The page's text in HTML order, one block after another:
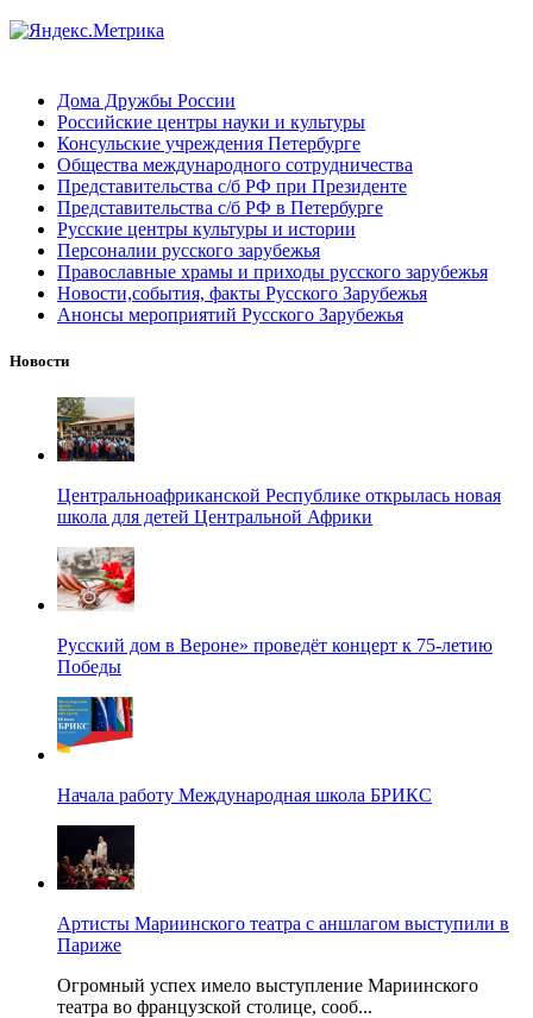
Дома Дружбы России
Российские центры науки и культуры
Консульские учреждения Петербурге
Общества международного сотрудничества
Представительства с/б РФ при Президенте
Представительства с/б РФ в Петербурге
Русские центры культуры и истории
Персоналии русского зарубежья
Православные храмы и приходы русского зарубежья
Новости,события, факты Русского Зарубежья
Анонсы мероприятий Русского Зарубежья
Новости
Центральноафриканской Республике открылась новая
школа для детей Центральной Африки
Русский дом в Вероне» проведёт концерт к 75-летию
Победы
Начала работу Международная школа БРИКС
Артисты Мариинского театра с аншлагом выступили в
Париже
Огромный успех имело выступление Мариинского
театра во французской столице, сооб...